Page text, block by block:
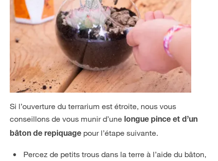
Si l’ouverture du terrarium est étroite, nous vous
conseillons de vous munir d’une longue pince et d’un
bâton de repiquage pour l’étape suivante.
Percez de petits trous dans la terre à l’aide du bâton,